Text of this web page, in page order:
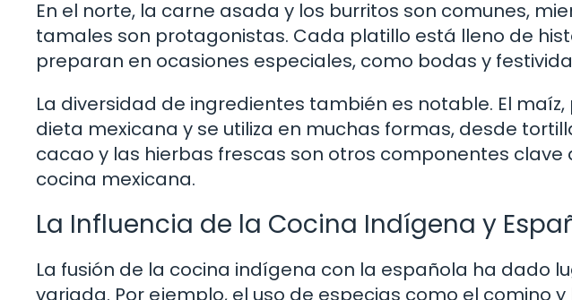
En el norte, la carne asada y los burritos son comunes,
tamales son protagonistas. Cada platillo está lleno de
preparan en ocasiones especiales, como bodas y
La diversidad de ingredientes también es notable. El
dieta mexicana y se utiliza en muchas formas, desde
cacao y las hierbas frescas son otros componentes
cocina mexicana.
La Influencia de la Cocina Indígena y
La fusión de la cocina indígena con la española ha dado
variada. Por ejemplo, el uso de especias como el comino